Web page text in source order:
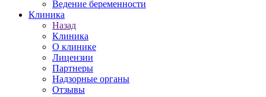
Ведение беременности
Клиника
Назад
Клиника
О клинике
Лицензии
Партнеры
Надзорные органы
Отзывы